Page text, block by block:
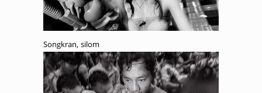
Songkran, silom